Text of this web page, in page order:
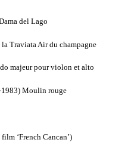
del Lago
Traviata Air du champagne
majeur pour violon et alto
1983) Moulin rouge
‘French Cancan’)